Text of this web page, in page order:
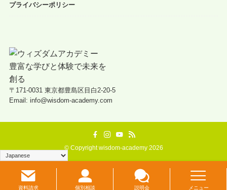
プライバシーポリシー
〒171-0031 東京都豊島区目白2-20-5
Email: info@wisdom-academy.com
©Copyright wisdom-academy 2026
メニュー
資料請求 個別相談 説明会